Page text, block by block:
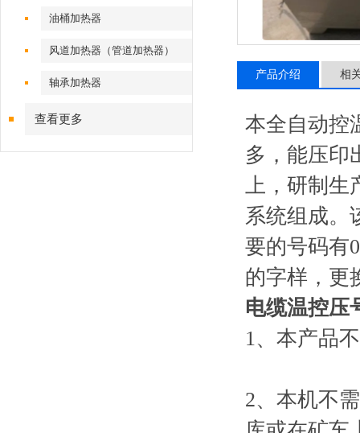
油桶加热器
风道加热器（管道加热器）
轴承加热器
查看更多
产品介绍 相
本全自动控
多，能压印
上，研制生
系统组成。
要的号码有
的字样，更
电缆温控压
1、本产品
2、本机不